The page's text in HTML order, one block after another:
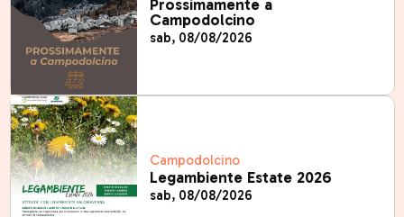
Prossimamente a
Campodolcino
sab, 08/08/2026
Campodolcino
Legambiente Estate 2026
sab, 08/08/2026